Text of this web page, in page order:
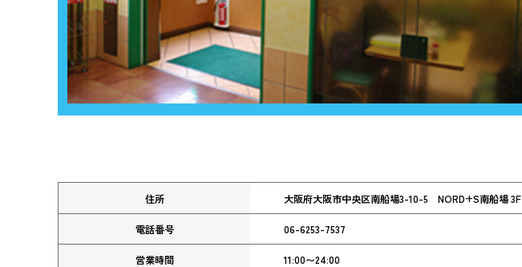
住所 大阪府大阪市中央区南船場3-10-5 NORD+S南船場 3F
電話番号 06-6253-7537
営業時間 11:00〜24:00